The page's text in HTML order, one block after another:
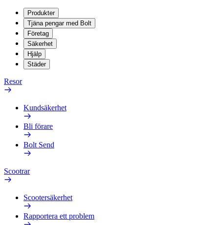
Produkter
Tjäna pengar med Bolt
Företag
Säkerhet
Hjälp
Städer
Resor
Kundsäkerhet
Bli förare
Bolt Send
Scootrar
Scootersäkerhet
Rapportera ett problem